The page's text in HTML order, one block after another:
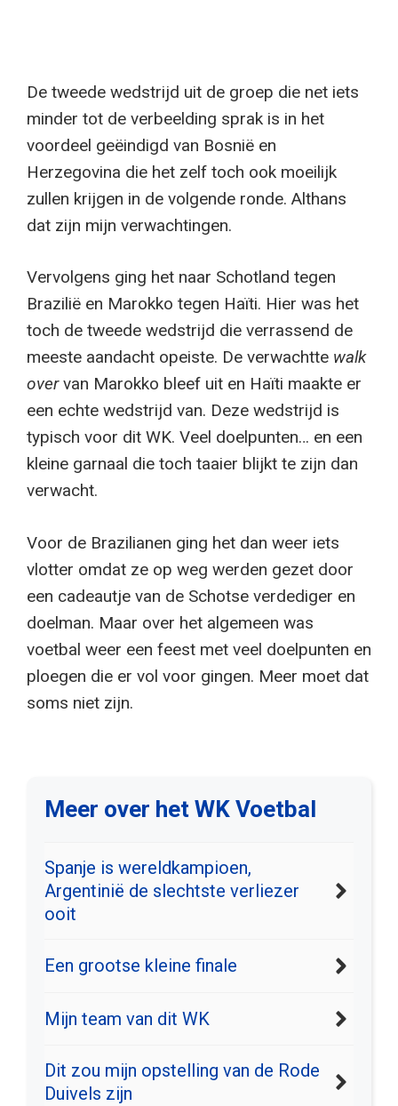
De tweede wedstrijd uit de groep die net iets
minder tot de verbeelding sprak is in het
voordeel geëindigd van Bosnië en
Herzegovina die het zelf toch ook moeilijk
zullen krijgen in de volgende ronde. Althans
dat zijn mijn verwachtingen.
Vervolgens ging het naar Schotland tegen
Brazilië en Marokko tegen Haïti. Hier was het
toch de tweede wedstrijd die verrassend de
meeste aandacht opeiste. De verwachtte walk
overvan Marokko bleef uit en Haïti maakte er
een echte wedstrijd van. Deze wedstrijd is
typisch voor dit WK. Veel doelpunten… en een
kleine garnaal die toch taaier blijkt te zijn dan
verwacht.
Voor de Brazilianen ging het dan weer iets
vlotter omdat ze op weg werden gezet door
een cadeautje van de Schotse verdediger en
doelman. Maar over het algemeen was
voetbal weer een feest met veel doelpunten en
ploegen die er vol voor gingen. Meer moet dat
soms niet zijn.
Meer over het WK Voetbal
Spanje is wereldkampioen,
Argentinië de slechtste verliezer
ooit
Een grootse kleine finale
Mijn team van dit WK
Dit zou mijn opstelling van de Rode
Duivels zijn